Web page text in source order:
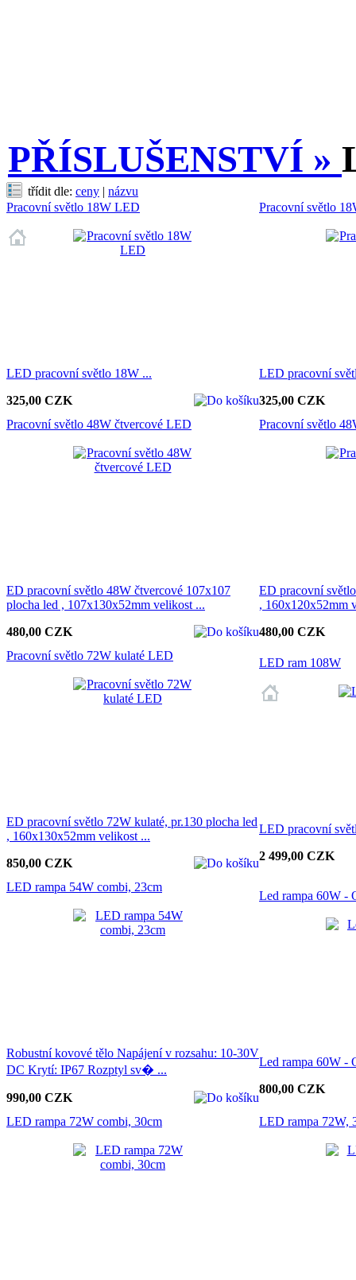
PŘÍSLUŠENSTVÍ »
třídit dle: ceny | názvu
Pracovní světlo 18W LED
LED pracovní světlo 18W ...
325,00 CZK
Pracovní světlo
LED pracovní
325,00 CZK
Pracovní světlo 48W čtvercové LED
ED pracovní světlo 48W čtvercové 107x107
plocha led , 107x130x52mm velikost ...
480,00 CZK
Pracovní světlo
ED pracovní
, 160x120x52mm
480,00 CZK
Pracovní světlo 72W kulaté LED
ED pracovní světlo 72W kulaté, pr.130 plocha led
, 160x130x52mm velikost ...
850,00 CZK
LED ram 108W
LED pracovní
2 499,00 CZK
LED rampa 54W combi, 23cm
Robustní kovové tělo Napájení v rozsahu: 10-30V
DC Krytí: IP67 Rozptyl sv� ...
990,00 CZK
Led rampa 60W -
Led rampa 60W -
800,00 CZK
LED rampa 72W combi, 30cm LED rampa 72W,